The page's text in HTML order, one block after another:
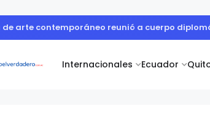
Internacionales Ecuador
Roche Ecuador presenta su primer Informe de